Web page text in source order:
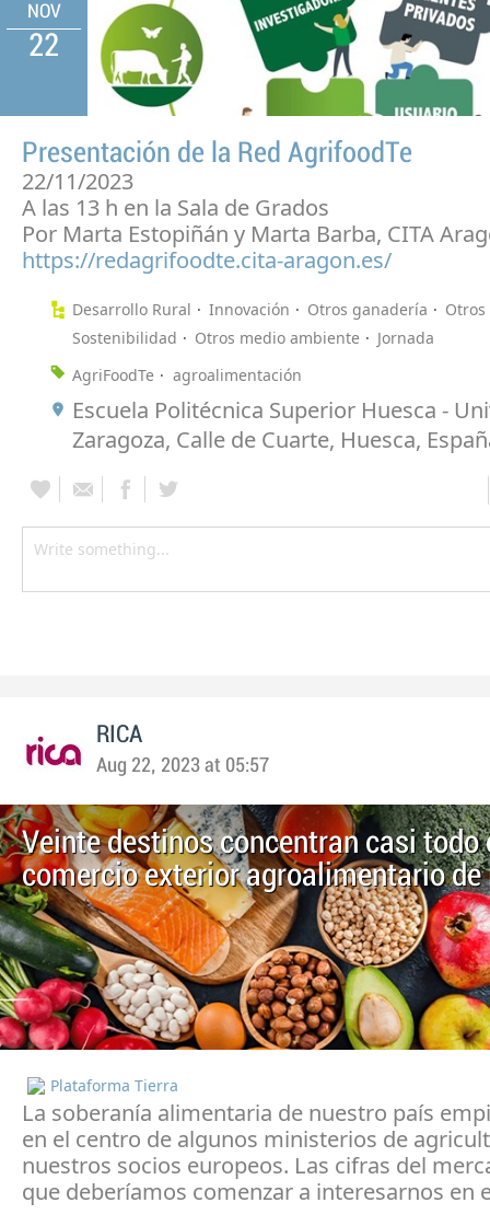
NOV
22
Presentación de la Red AgrifoodTe
22/11/2023
A las 13 h en la Sala de Grados
Por Marta Estopiñán y Marta Barba, CITA
https://redagrifoodte.cita-aragon.es/
Desarrollo Rural Innovación Otros ganadería
Sostenibilidad
Otros medio ambiente
Jornada
AgriFoodTe
agroalimentación
Escuela Politécnica Superior Huesca -
Zaragoza, Calle de Cuarte, Huesca,
RICA
Aug 22, 2023 at 05:57
Veinte destinos concentran casi todo
comercio exterior agroalimentario de
Plataforma Tierra
La soberanía alimentaria de nuestro país
en el centro de algunos ministerios de
nuestros socios europeos. Las cifras del
que deberíamos comenzar a interesarnos en